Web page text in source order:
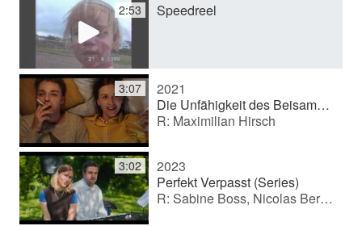
y
V
i
d
2:53 Speedreel
3:07
2021
Die Unfähigkeit des Beisammenseins (Medium length film)
R: Maximilian Hirsch
3:02
2023
Perfekt Verpasst (Series)
R: Sabine Boss, Nicolas Berse-Gilles